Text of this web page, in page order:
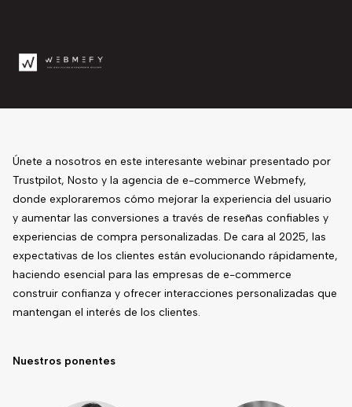
Únete a nosotros en este interesante webinar presentado por
Trustpilot, Nosto y la agencia de e-commerce Webmefy,
donde exploraremos cómo mejorar la experiencia del usuario
y aumentar las conversiones a través de reseñas confiables y
experiencias de compra personalizadas. De cara al 2025, las
expectativas de los clientes están evolucionando rápidamente,
haciendo esencial para las empresas de e-commerce
construir confianza y ofrecer interacciones personalizadas que
mantengan el interés de los clientes.
Nuestros ponentes